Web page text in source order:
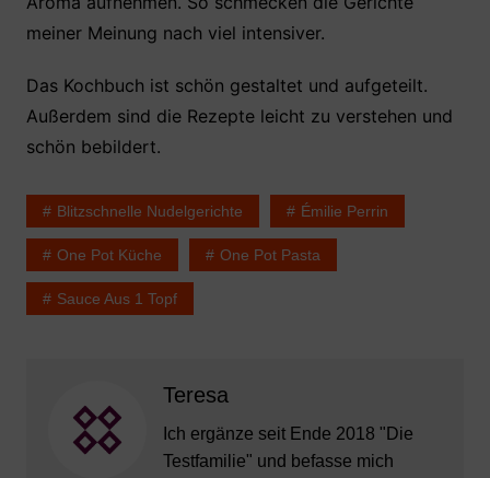
meiner Meinung nach viel intensiver.
Das Kochbuch ist schön gestaltet und aufgeteilt.
Außerdem sind die Rezepte leicht zu verstehen und
schön bebildert.
Blitzschnelle Nudelgerichte Émilie Perrin
One Pot Küche One Pot Pasta
Sauce Aus 1 Topf
Teresa
Ich ergänze seit Ende 2018 "Die
Testfamilie" und befasse mich